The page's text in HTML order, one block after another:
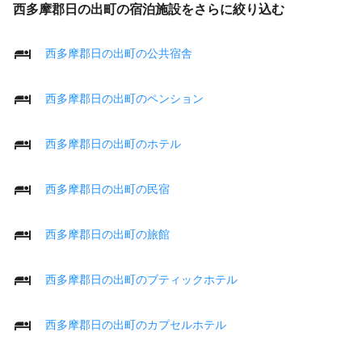
西多摩郡日の出町の宿泊施設をさらに絞り込む
西多摩郡日の出町の公共宿舎
西多摩郡日の出町のペンション
西多摩郡日の出町のホテル
西多摩郡日の出町の民宿
西多摩郡日の出町の旅館
西多摩郡日の出町のブティックホテル
西多摩郡日の出町のカプセルホテル